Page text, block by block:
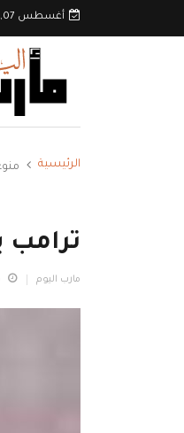
أغسطس 07, 2026
الرئيسية
ترامب
مارب اليوم